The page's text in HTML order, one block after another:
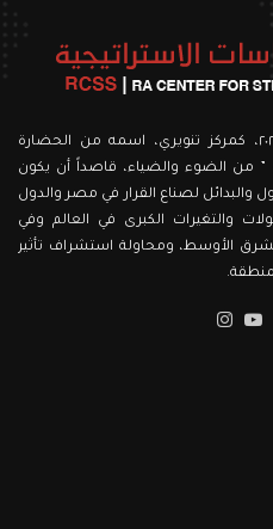
تأسس مركز رع للدراسات في يناير ٢٠٢١، كمركز تنويري، اسمه من الحضارة
” من الضوء والضياء، قاصداً أن يكون
والبدائل لصناع القرار في مصر والدول
والتغيرات الكبرى في العالم وفي
الأوسط، ومحاولة استشراف تأثير
‫X
‫YouTube